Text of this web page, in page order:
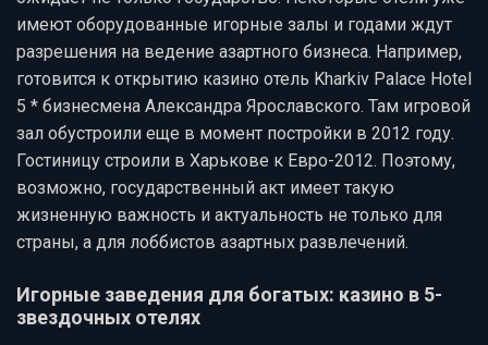
имеют оборудованные игорные залы и годами ждут
разрешения на ведение азартного бизнеса. Например,
готовится к открытию казино отель Kharkiv Palace Hotel
5 * бизнесмена Александра Ярославского. Там игровой
зал обустроили еще в момент постройки в 2012 году.
Гостиницу строили в Харькове к Евро-2012. Поэтому,
возможно, государственный акт имеет такую
жизненную важность и актуальность не только для
страны, а для лоббистов азартных развлечений.
Игорные заведения для богатых: казино в 5-
звездочных отелях